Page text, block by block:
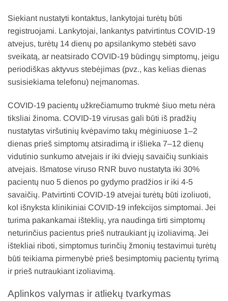
Siekiant nustatyti kontaktus, lankytojai turėtų būti
registruojami. Lankytojai, lankantys patvirtintus COVID-19
atvejus, turėtų 14 dienų po apsilankymo stebėti savo
sveikatą, ar neatsirado COVID-19 būdingų simptomų, jeigu
periodiškas aktyvus stebėjimas (pvz., kas kelias dienas
susisiekiama telefonu) neįmanomas.
COVID-19 pacientų užkrečiamumo trukmė šiuo metu nėra
tiksliai žinoma. COVID-19 virusas gali būti iš pradžių
nustatytas viršutinių kvėpavimo takų mėginiuose 1–2
dienas prieš simptomų atsiradimą ir išlieka 7–12 dienų
vidutinio sunkumo atvejais ir iki dviejų savaičių sunkiais
atvejais. Išmatose viruso RNR buvo nustatyta iki 30%
pacientų nuo 5 dienos po gydymo pradžios ir iki 4-5
savaičių. Patvirtinti COVID-19 atvejai turėtų būti izoliuoti,
kol išnyksta klinikiniai COVID-19 infekcijos simptomai. Jei
turima pakankamai išteklių, yra naudinga tirti simptomų
neturinčius pacientus prieš nutraukiant jų izoliavimą. Jei
ištekliai riboti, simptomus turinčių žmonių testavimui turėtų
būti teikiama pirmenybė prieš besimptomių pacientų tyrimą
ir prieš nutraukiant izoliavimą.
Aplinkos valymas ir atliekų tvarkymas